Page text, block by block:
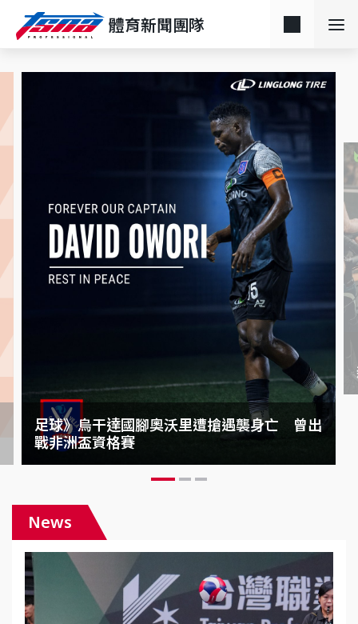
體育新聞團隊
足球》烏干達國腳奧沃里遭搶遇襲身亡 曾出
戰非洲盃資格賽
News